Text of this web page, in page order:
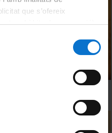
que s’ofereix
hàbits de navegació).
del lloc web de la